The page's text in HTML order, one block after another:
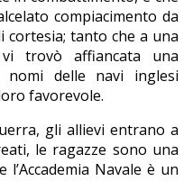
compiacimento da
cortesia; tanto che a una
vi trovò affiancata una
delle navi inglesi
favorevole.
gli allievi entrano a
le ragazze sono una
Navale è un